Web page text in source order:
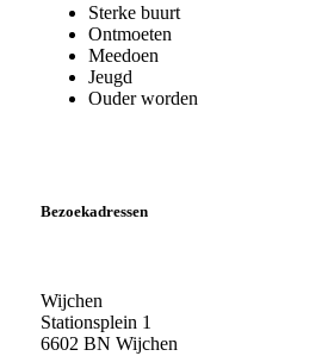
Sterke buurt
Ontmoeten
Meedoen
Jeugd
Ouder worden
Bezoekadressen
Wijchen
Stationsplein 1
6602 BN Wijchen